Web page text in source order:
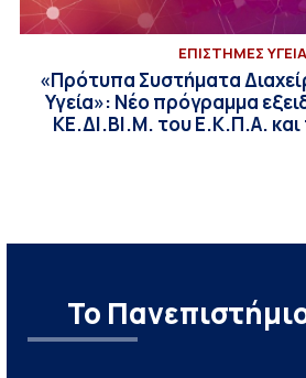
ΕΠΙΣΤΗΜΕΣ
«Πρότυπα Συστήματα
Υγεία»: Νέο πρόγραμμα
ΚΕ.ΔΙ.ΒΙ.Μ. του Ε.Κ.Π.Α.
Το